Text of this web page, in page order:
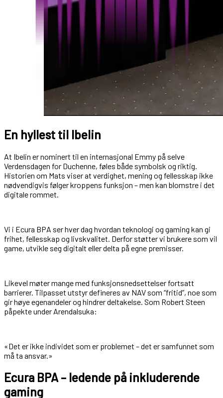
En hyllest til Ibelin
At Ibelin er nominert til en internasjonal Emmy på selve
Verdensdagen for Duchenne, føles både symbolsk og riktig.
Historien om Mats viser at verdighet, mening og fellesskap ikke
nødvendigvis følger kroppens funksjon – men kan blomstre i det
digitale rommet.
Vi i Ecura BPA ser hver dag hvordan teknologi og gaming kan gi
frihet, fellesskap og livskvalitet. Derfor støtter vi brukere som vil
game, utvikle seg digitalt eller delta på egne premisser.
Likevel møter mange med funksjonsnedsettelser fortsatt
barrierer. Tilpasset utstyr defineres av NAV som “fritid”, noe som
gir høye egenandeler og hindrer deltakelse. Som Robert Steen
påpekte under Arendalsuka:
«Det er ikke individet som er problemet – det er samfunnet som
må ta ansvar.»
Ecura BPA – ledende på inkluderende
gaming